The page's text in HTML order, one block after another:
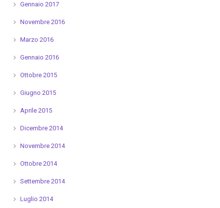
Gennaio 2017
Novembre 2016
Marzo 2016
Gennaio 2016
Ottobre 2015
Giugno 2015
Aprile 2015
Dicembre 2014
Novembre 2014
Ottobre 2014
Settembre 2014
Luglio 2014